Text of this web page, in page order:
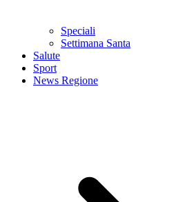
Speciali
Settimana Santa
Salute
Sport
News Regione